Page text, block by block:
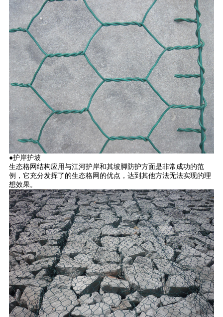
●护岸护坡
生态格网结构应用与江河护岸和其坡脚防护方面是非常成功的范
例，它充分发挥了的生态格网的优点，达到其他方法无法实现的理
想效果。